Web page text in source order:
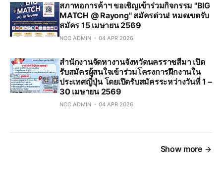
สภาหอการค้าฯ ขอเชิญเข้าร่วมกิจกรรม "BIG
MATCH @ Rayong" สมัครด่วน! หมดเขตรับ
สมัคร 15 เมษายน 2569
NCC ADMIN 04 APR 2026
สำนักงานจัดหางานจังหวัดนครราชสีมา เปิด
รับสมัครผู้สนใจเข้าร่วมโครงการฝึกงานใน
ประเทศญี่ปุ่น โดยเปิดรับสมัครระหว่างวันที่ 1 –
30 เมษายน 2569
NCC ADMIN 04 APR 2026
Show more